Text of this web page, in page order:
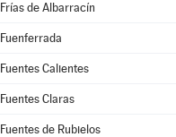
Frías de Albarracín
Fuenferrada
Fuentes Calientes
Fuentes Claras
Fuentes de Rubielos